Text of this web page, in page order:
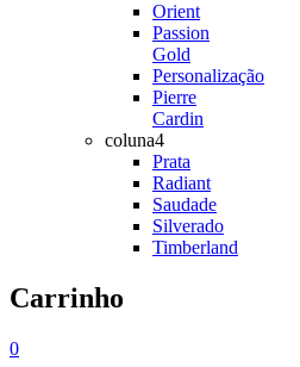
Orient
Passion
Gold
Personalização
Pierre
Cardin
coluna4
Prata
Radiant
Saudade
Silverado
Timberland
Carrinho
0